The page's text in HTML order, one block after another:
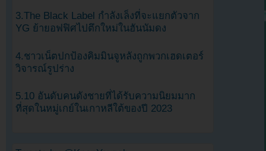
3.The Black Label กำลังเล็งที่จะแยกตัวจาก
YG ย้ายอฟฟิศไปตึกใหม่ในฮันนัมดง
4.ชาวเน็ตปกป้องคิมมินจูหลังถูกพวกเฮดเตอร์
วิจารณ์รูปร่าง
5.10 อันดับคนดังชายที่ได้รับความนิยมมาก
ที่สุดในหมู่เกย์ในเกาหลีใต้ของปี 2023